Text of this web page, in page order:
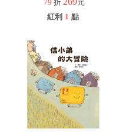
79 折
元
紅利 1 點